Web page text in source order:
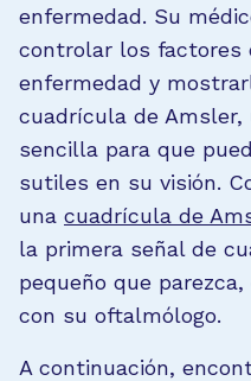
enfermedad. Su
controlar los factores
enfermedad y
cuadrícula de Amsler,
sencilla para que
sutiles en su visión.
una cuadrícula de
la primera señal de
pequeño que
con su oftalmólogo.
A continuación,